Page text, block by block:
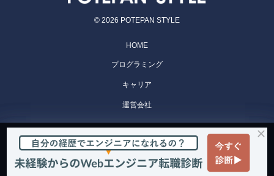
© 2026 POTEPAN STYLE
HOME
プログラミング
キャリア
運営会社
POTEPAN CAMP